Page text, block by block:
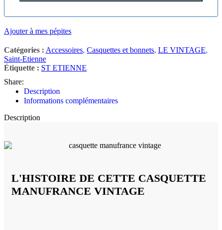
Ajouter à mes pépites
Catégories : Accessoires, Casquettes et bonnets, LE VINTAGE,
Saint-Etienne
Étiquette : ST ETIENNE
Share:
Description
Informations complémentaires
Description
L'HISTOIRE DE CETTE CASQUETTE
MANUFRANCE VINTAGE